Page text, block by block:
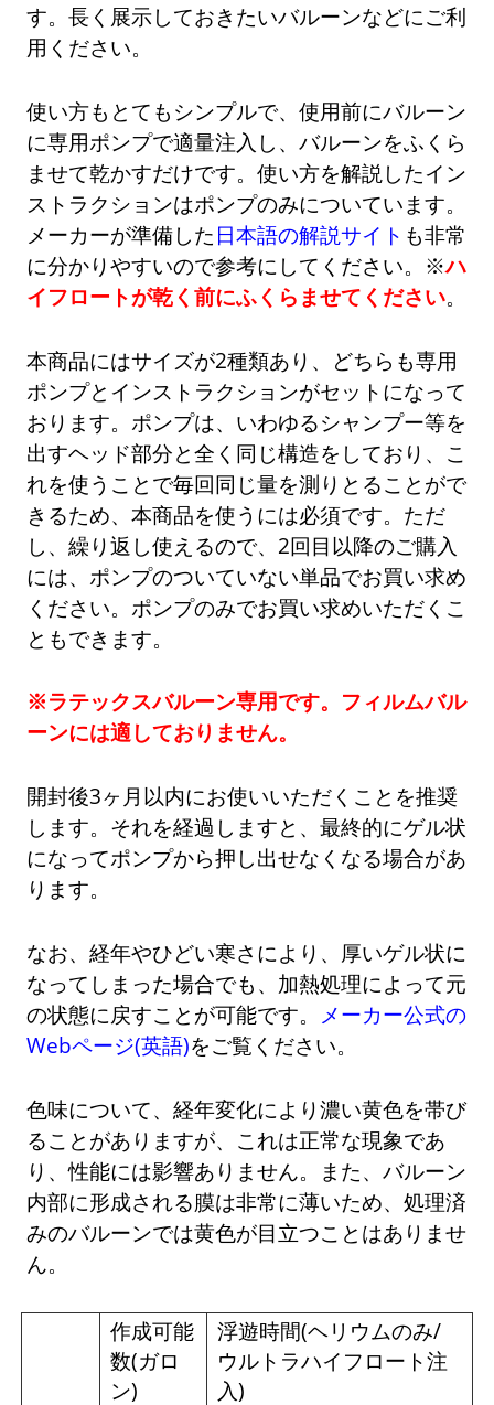
す。長く展示しておきたいバルーンなどにご利
用ください。
使い方もとてもシンプルで、使用前にバルーン
に専用ポンプで適量注入し、バルーンをふくら
ませて乾かすだけです。使い方を解説したイン
ストラクションはポンプのみについています。
メーカーが準備した 日本語の解説サイト も非常
に分かりやすいので参考にしてください。※ハ
イフロートが乾く前にふくらませてください。
本商品にはサイズが2種類あり、どちらも専用
ポンプとインストラクションがセットになって
おります。ポンプは、いわゆるシャンプー等を
出すヘッド部分と全く同じ構造をしており、こ
れを使うことで毎回同じ量を測りとることがで
きるため、本商品を使うには必須です。ただ
し、繰り返し使えるので、2回目以降のご購入
には、ポンプのついていない単品でお買い求め
ください。ポンプのみでお買い求めいただくこ
ともできます。
※ラテックスバルーン専用です。フィルムバル
ーンには適しておりません。
開封後3ヶ月以内にお使いいただくことを推奨
します。それを経過しますと、最終的にゲル状
になってポンプから押し出せなくなる場合があ
ります。
なお、経年やひどい寒さにより、厚いゲル状に
なってしまった場合でも、加熱処理によって元
の状態に戻すことが可能です。 メーカー公式の
Webページ(英語)をご覧ください。
色味について、経年変化により濃い黄色を帯び
ることがありますが、これは正常な現象であ
り、性能には影響ありません。また、バルーン
内部に形成される膜は非常に薄いため、処理済
みのバルーンでは黄色が目立つことはありませ
ん。
作成可能
数(ガロ
ン)
浮遊時間(ヘリウムのみ/
ウルトラハイフロート注
入)